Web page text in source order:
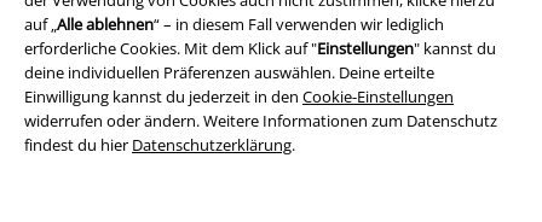
auf „Alle ablehnen“ – in diesem Fall verwenden wir lediglich
erforderliche Cookies. Mit dem Klick auf "Einstellungen" kannst du
deine individuellen Präferenzen auswählen. Deine erteilte
Einwilligung kannst du jederzeit in den Cookie-Einstellungen
widerrufen oder ändern. Weitere Informationen zum Datenschutz
findest du hier Datenschutzerklärung.
Information zur Barrierefreiheit
Cookie-Einstellungen
Vertrag widerrufen